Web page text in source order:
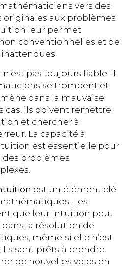
vers des
originales aux problèmes
leur permet
conventionnelles et de
pas toujours fiable. Il
se trompent et
dans la mauvaise
cas, ils doivent remettre
et chercher à
La capacité à
est essentielle pour
des problèmes
est un élément clé
Les
que leur intuition peut
la résolution de
même si elle n’est
sont prêts à prendre
de nouvelles voies en